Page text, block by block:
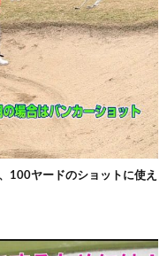
100ヤードのショットに使え